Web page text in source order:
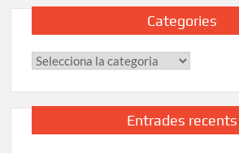
Sant
de
Farners
Categories
Categories
Entrades recents